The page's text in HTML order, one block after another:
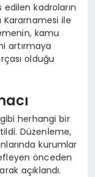
edilen kadroların
Kararnamesi ile
kamu
artırmaya
olduğu
herhangi bir
Düzenleme,
kurumlar
önceden
açıklandı.